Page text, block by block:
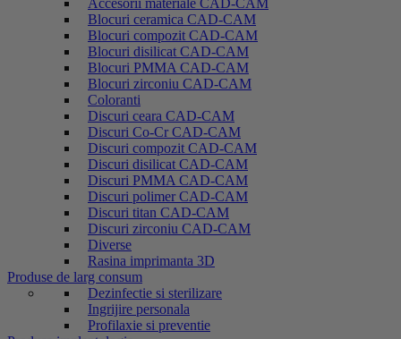
Accesorii materiale CAD-CAM
Blocuri ceramica CAD-CAM
Blocuri compozit CAD-CAM
Blocuri disilicat CAD-CAM
Blocuri PMMA CAD-CAM
Blocuri zirconiu CAD-CAM
Coloranti
Discuri ceara CAD-CAM
Discuri Co-Cr CAD-CAM
Discuri compozit CAD-CAM
Discuri disilicat CAD-CAM
Discuri PMMA CAD-CAM
Discuri polimer CAD-CAM
Discuri titan CAD-CAM
Discuri zirconiu CAD-CAM
Diverse
Rasina imprimanta 3D
Produse de larg consum
Dezinfectie si sterilizare
Ingrijire personala
Profilaxie si preventie